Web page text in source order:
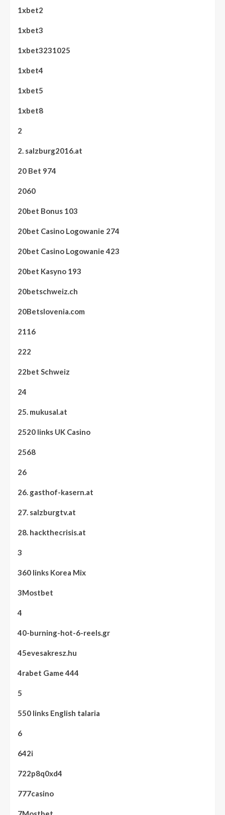
1xbet2
1xbet3
1xbet3231025
1xbet4
1xbet5
1xbet8
2
2. salzburg2016.at
20 Bet 974
2060
20bet Bonus 103
20bet Casino Logowanie 274
20bet Casino Logowanie 423
20bet Kasyno 193
20betschweiz.ch
20Betslovenia.com
2116
222
22bet Schweiz
24
25. mukusal.at
2520 links UK Casino
2568
26
26. gasthof-kasern.at
27. salzburgtv.at
28. hackthecrisis.at
3
360 links Korea Mix
3Mostbet
4
40-burning-hot-6-reels.gr
45evesakresz.hu
4rabet Game 444
5
550 links English talaria
6
642i
722p8q0xd4
777casino